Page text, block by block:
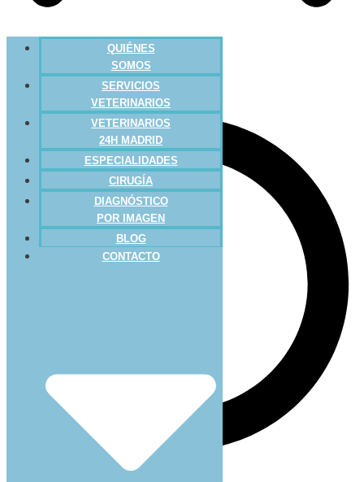
QUIÉNES
SOMOS
SERVICIOS
VETERINARIOS
VETERINARIOS
24H MADRID
ESPECIALIDADES
CIRUGÍA
DIAGNÓSTICO
POR IMAGEN
BLOG
CONTACTO